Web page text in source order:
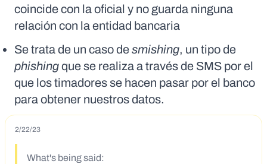
coincide con la oficial y no guarda ninguna
relación con la entidad bancaria
Se trata de un caso desmishing, un tipo de
phishingque se realiza a través de SMS por el
que los timadores se hacen pasar por el banco
para obtener nuestros datos.
2/22/23
What's being said: